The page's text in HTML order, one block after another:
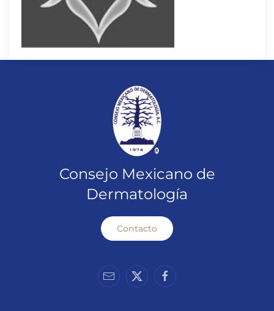
Consejo Mexicano de
Dermatología
Contacto